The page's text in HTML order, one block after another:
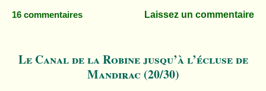
16 commentaires Laissez un commentaire
Le Canal de la Robine jusqu’à l’écluse de
Mandirac (20/30)